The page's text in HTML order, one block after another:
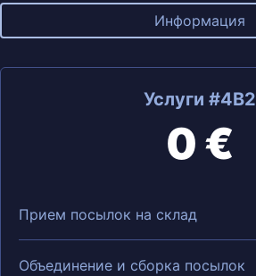
Информация
Услуги #4B2
0 €
Прием посылок на склад
Объединение и сборка посылок